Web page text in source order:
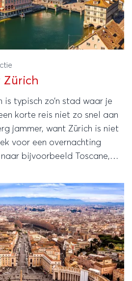
Zürich
is typisch zo’n stad waar je
korte reis niet zo snel aan
jammer, want Zürich is niet
voor een overnachting
bijvoorbeeld Toscane,